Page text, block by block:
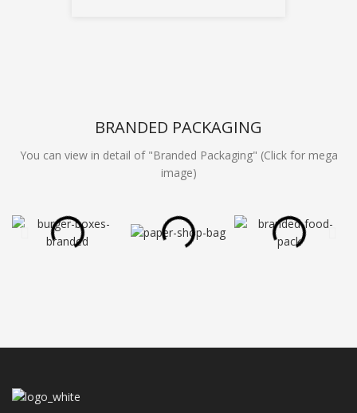
BRANDED PACKAGING
You can view in detail of "Branded Packaging" (Click for mega
image)